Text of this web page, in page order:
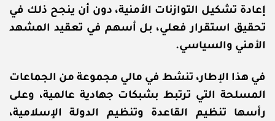
إعادة تشكيل التوازنات الأمنية، دون أن ينجح ذلك في
تحقيق استقرار فعلي، بل أسهم في تعقيد المشهد
الأمني والسياسي.
في هذا الإطار، تنشط في مالي مجموعة من الجماعات
المسلحة التي ترتبط بشبكات جهادية عالمية، وعلى
رأسها تنظيم القاعدة وتنظيم الدولة الإسلامية،